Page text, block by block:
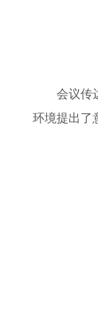
会议传
环境提出了